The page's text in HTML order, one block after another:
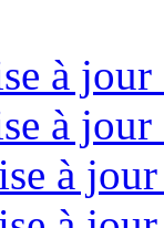
à jour
à jour
à